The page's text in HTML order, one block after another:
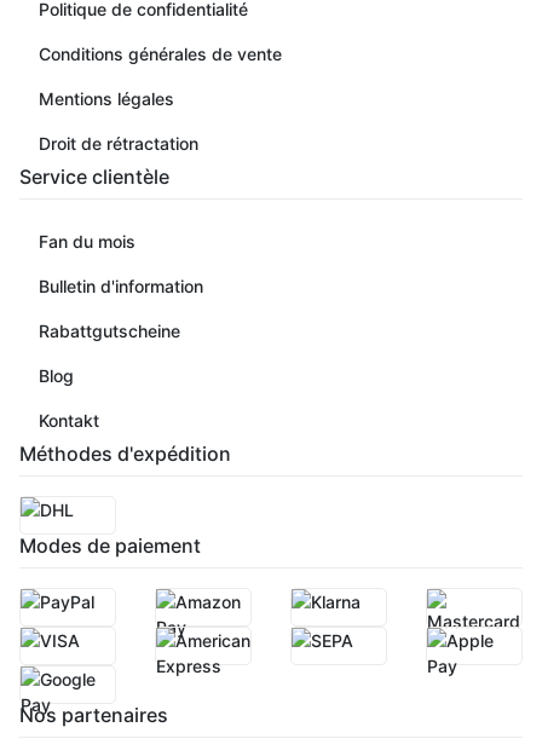
Politique de confidentialité
Conditions générales de vente
Mentions légales
Droit de rétractation
Service clientèle
Fan du mois
Bulletin d'information
Rabattgutscheine
Blog
Kontakt
Méthodes d'expédition
Modes de paiement
Nos partenaires